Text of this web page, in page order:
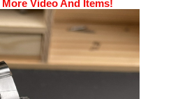
Video And Items!